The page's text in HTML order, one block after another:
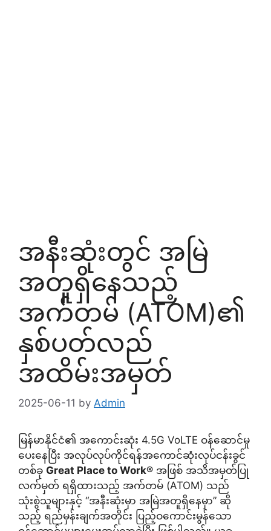
အနီးဆုံးတွင် အမြဲ
အတူရှိနေသည့်
အက်တမ် (ATOM)၏
နှစ်ပတ်လည်
အထိမ်းအမှတ်
2025-06-11 by Admin
မြန်မာနိုင်ငံ၏ အကောင်းဆုံး 4.5G VoLTE ဝန်ဆောင်မှု
ပေးနေပြီး အလုပ်လုပ်ကိုင်ရန်အကောင်ဆုံးလုပ်ငန်းခွင်
တစ်ခု Great Place to Work® အဖြစ် အသိအမှတ်ပြု
လက်မှတ် ရရှိထားသည့် အက်တမ် (ATOM) သည်
သုံးစွဲသူများနှင့် “အနီးဆုံးမှာ အမြဲအတူရှိနေမှာ” ဆို
သည့် ရည်မှန်းချက်အတိုင်း ပြည့်ဝကောင်းမွန်သော